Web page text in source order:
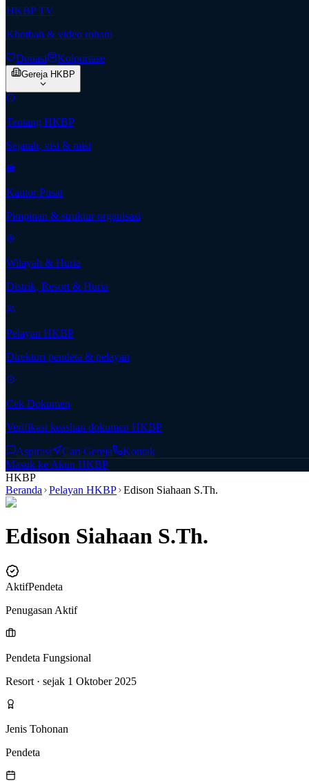
HKBP TV
Khotbah & video rohani
Donasi Kolportase
Gereja HKBP
Tentang HKBP
Sejarah, visi & misi
Kantor Pusat
Pimpinan & struktur organisasi
Wilayah & Huria
Distrik, Resort & Huria
Pelayan HKBP
Direktori pendeta & pelayan
Cek Dokumen
Verifikasi keaslian dokumen HKBP
Aspirasi Cari Gereja
Kontak
Masuk ke Akun HKBP
HKBP
Beranda
Pelayan HKBP Edison Siahaan S.Th.
Edison Siahaan S.Th.
AktifPendeta
Penugasan Aktif
Pendeta Fungsional
Resort · sejak 1 Oktober 2025
Jenis Tohonan
Pendeta